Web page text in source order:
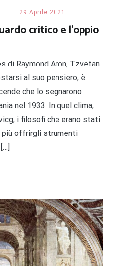
29 Aprile 2021
critico e l’oppio
di Raymond Aron, Tzvetan
al suo pensiero, è
che lo segnarono
nel 1933. In quel clima,
i filosofi che erano stati
più offrirgli strumenti